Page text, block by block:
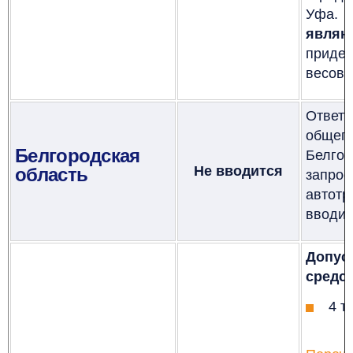
Уфа.
Белгородская
область
Не вводится
4